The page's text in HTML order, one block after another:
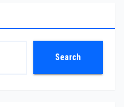
Search